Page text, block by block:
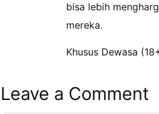
bisa lebih
mereka.
Khusus Dewasa
Leave a Comment